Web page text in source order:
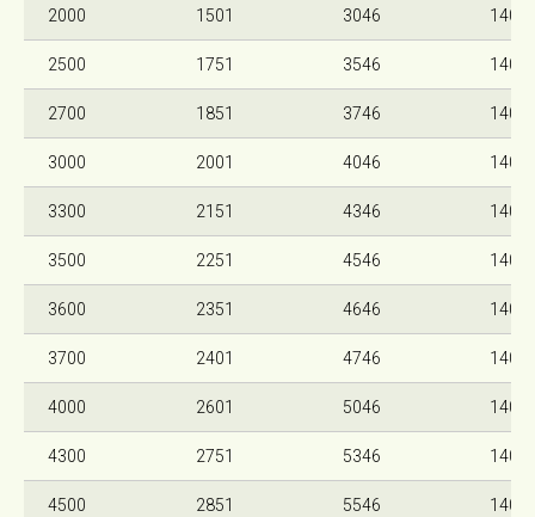
2000 1501 3046 140
2500 1751 3546 140
2700 1851 3746 140
3000 2001 4046 140
3300 2151 4346 140
3500 2251 4546 140
3600 2351 4646 140
3700 2401 4746 140
4000 2601 5046 140
4300 2751 5346 140
4500 2851 5546 140